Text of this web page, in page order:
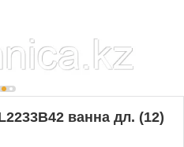
ванна дл. (12)